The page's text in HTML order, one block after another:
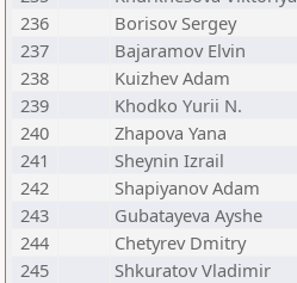
236
Borisov Sergey
237
Bajaramov Elvin
238
Kuizhev Adam
239
Khodko Yurii N.
240
Zhapova Yana
241
Sheynin Izrail
242
Shapiyanov Adam
243
Gubatayeva Ayshe
244
Chetyrev Dmitry
245
Shkuratov Vladimir